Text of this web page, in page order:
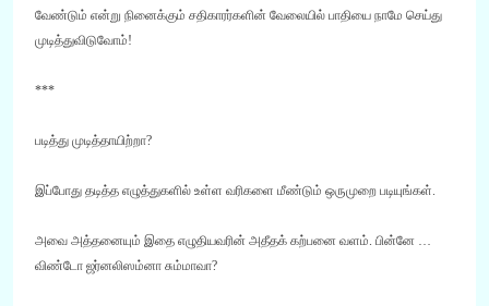
வேண்டும் என்று நினைக்கும் சதிகாரர்களின் வேலையில் பாதியை நாமே செய்து
முடித்துவிடுவோம்!
***
படித்து முடித்தாயிற்றா?
இப்போது தடித்த எழுத்துகளில் உள்ள வரிகளை மீண்டும் ஒருமுறை படியுங்கள்.
அவை அத்தனையும் இதை எழுதியவரின் அதீதக் கற்பனை வளம். பின்னே …
விண்டோ ஜர்னலிஸம்னா சும்மாவா?